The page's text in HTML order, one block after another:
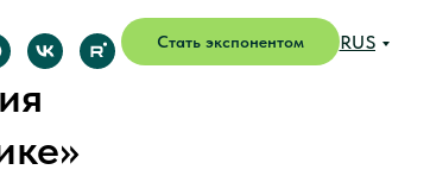
Стать экспонентом RUS